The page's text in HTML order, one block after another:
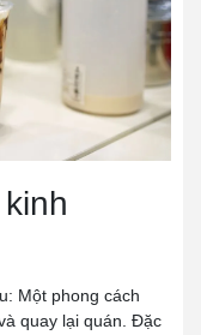
Một phong cách
quay lại quán. Đặc